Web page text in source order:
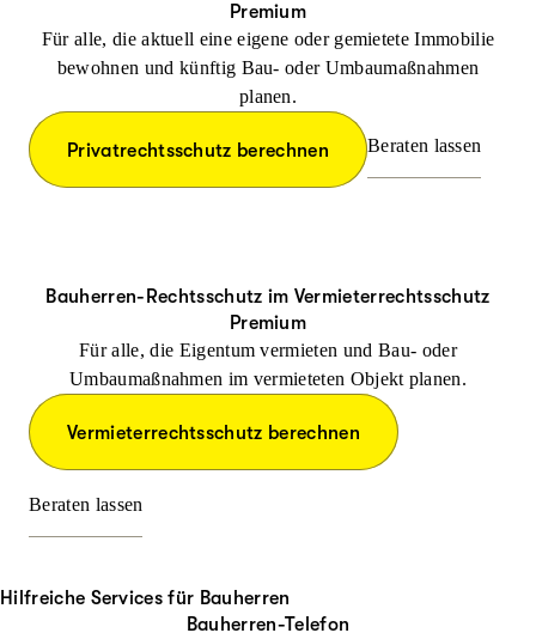
Premium
Für alle, die aktuell eine eigene oder gemietete Immobilie
bewohnen und künftig Bau- oder Umbaumaßnahmen
planen.
Privatrechtsschutz berechnen Beraten lassen
Bauherren-Rechtsschutz im Vermieterrechtsschutz
Premium
Für alle, die Eigentum vermieten und Bau- oder
Umbaumaßnahmen im vermieteten Objekt planen.
Vermieterrechtsschutz berechnen
Beraten lassen
Hilfreiche Services für Bauherren
Bauherren-Telefon